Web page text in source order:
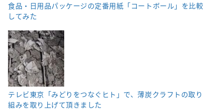
食品・日用品パッケージの定番用紙「コートボール」を比較
してみた
テレビ東京「みどりをつなぐヒト」で、薄炭クラフトの取り
組みを取り上げて頂きました